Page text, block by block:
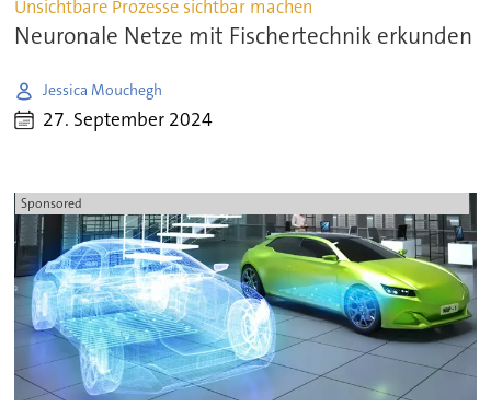
Unsichtbare Prozesse sichtbar machen
Neuronale Netze mit Fischertechnik erkunden
Jessica Mouchegh
27. September 2024
Sponsored